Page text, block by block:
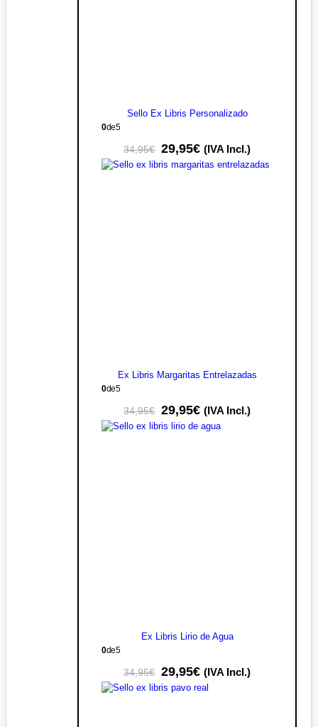
Sello Ex Libris Personalizado
0de 5
34,95€ 29,95€ (IVA Incl.)
Ex Libris Margaritas Entrelazadas
0de 5
34,95€ 29,95€ (IVA Incl.)
Ex Libris Lirio de Agua
0de 5
34,95€ 29,95€ (IVA Incl.)